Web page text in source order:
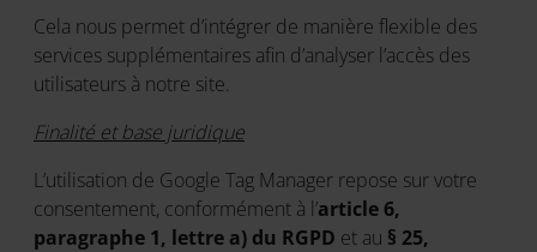
Cela nous permet d’intégrer de manière flexible des
services supplémentaires afin d’analyser l’accès des
utilisateurs à notre site.
Finalité et base juridique
L’utilisation de Google Tag Manager repose sur votre
consentement, conformément à l’article 6,
paragraphe 1, lettre a) du RGPD et au § 25,